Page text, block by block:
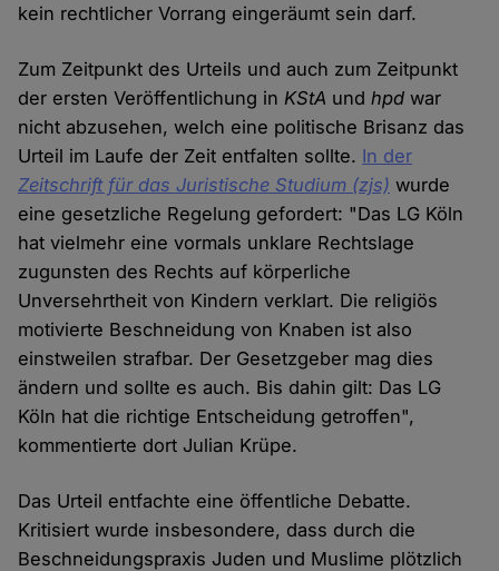
kein rechtlicher Vorrang eingeräumt sein darf.
Zum Zeitpunkt des Urteils und auch zum Zeitpunkt
der ersten Veröffentlichung in KStA undhpd war
nicht abzusehen, welch eine politische Brisanz das
Urteil im Laufe der Zeit entfalten sollte. In der
Zeitschrift für das Juristische Studium (zjs) wurde
eine gesetzliche Regelung gefordert: "Das LG Köln
hat vielmehr eine vormals unklare Rechtslage
zugunsten des Rechts auf körperliche
Unversehrtheit von Kindern verklart. Die religiös
motivierte Beschneidung von Knaben ist also
einstweilen strafbar. Der Gesetzgeber mag dies
ändern und sollte es auch. Bis dahin gilt: Das LG
Köln hat die richtige Entscheidung getroffen",
kommentierte dort Julian Krüpe.
Das Urteil entfachte eine öffentliche Debatte.
Kritisiert wurde insbesondere, dass durch die
Beschneidungspraxis Juden und Muslime plötzlich